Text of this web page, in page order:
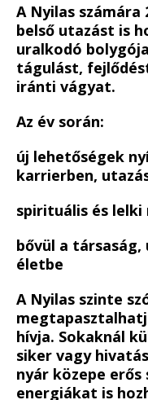
A Nyilas számára
belső utazást is
uralkodó
tágulást,
iránti vágyat.
Az év során:
új lehetőségek
karrierben,
spirituális és lelki
bővül a társaság,
életbe
A Nyilas szinte
hívja. Sokaknál
siker vagy
nyár közepe
energiákat is